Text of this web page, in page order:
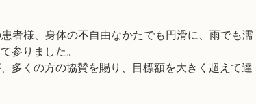
者様、身体の不自由なかたでも円滑に、雨でも濡
参りました。
多くの方の協賛を賜り、目標額を大きく超えて達